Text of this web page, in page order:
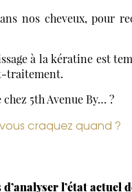
nos cheveux, pour
à la kératine est
traitement.
5th Avenue By… ?
craquez quand ?
d’analyser l’état actuel